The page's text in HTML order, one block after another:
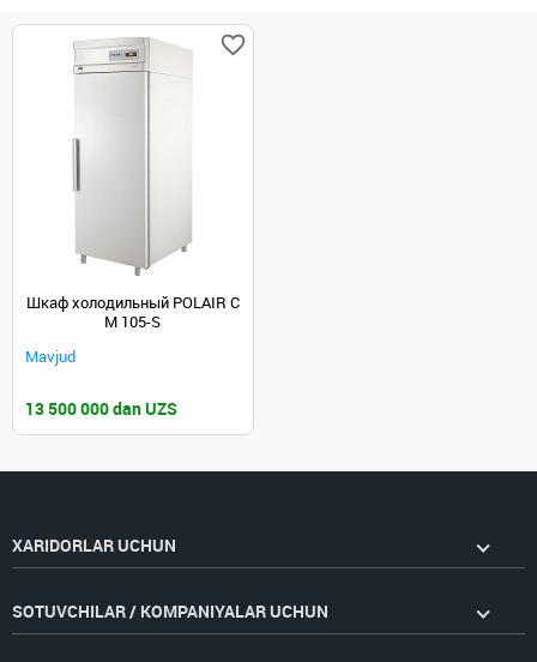
Шкаф холодильный POLAIR C
M 105-S
Mavjud
13 500 000 dan UZS
XARIDORLAR UCHUN
SOTUVCHILAR / KOMPANIYALAR UCHUN